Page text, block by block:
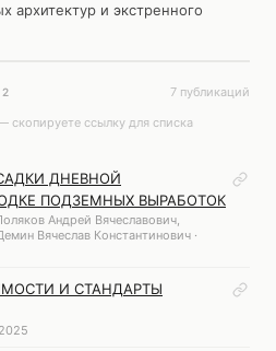
архитектур и экстренного
7 публикаций
скопируете ссылку для списка
ДНЕВНОЙ
ПОДЗЕМНЫХ ВЫРАБОТОК
Андрей Вячеславович,
Вячеслав Константинович ·
И СТАНДАРТЫ